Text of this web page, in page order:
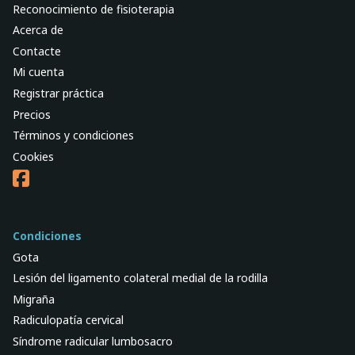
Reconocimiento de fisioterapia
Acerca de
Contacte
Mi cuenta
Registrar práctica
Precios
Términos y condiciones
Cookies
Condiciones
Gota
Lesión del ligamento colateral medial de la rodilla
Migraña
Radiculopatía cervical
Síndrome radicular lumbosacro